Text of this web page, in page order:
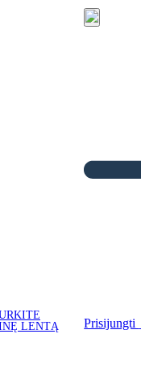
LENTĄ
Prisijungti